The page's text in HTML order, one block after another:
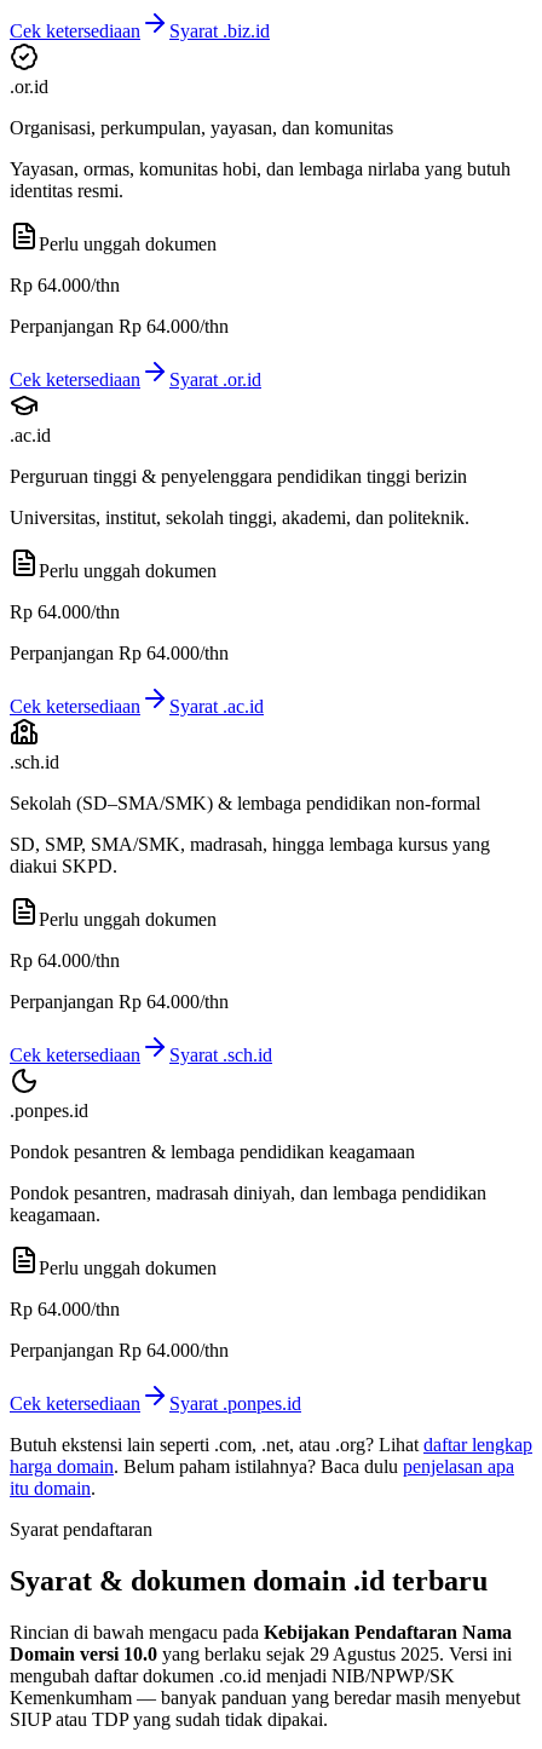
Cek ketersediaan Syarat .biz.id
.or.id
Organisasi, perkumpulan, yayasan, dan komunitas
Yayasan, ormas, komunitas hobi, dan lembaga nirlaba yang butuh
identitas resmi.
Perlu unggah dokumen
Rp 64.000/thn
Perpanjangan Rp 64.000/thn
Cek ketersediaan Syarat .or.id
.ac.id
Perguruan tinggi & penyelenggara pendidikan tinggi berizin
Universitas, institut, sekolah tinggi, akademi, dan politeknik.
Perlu unggah dokumen
Rp 64.000/thn
Perpanjangan Rp 64.000/thn
Cek ketersediaan Syarat .ac.id
.sch.id
Sekolah (SD–SMA/SMK) & lembaga pendidikan non-formal
SD, SMP, SMA/SMK, madrasah, hingga lembaga kursus yang
diakui SKPD.
Perlu unggah dokumen
Rp 64.000/thn
Perpanjangan Rp 64.000/thn
Cek ketersediaan Syarat .sch.id
.ponpes.id
Pondok pesantren & lembaga pendidikan keagamaan
Pondok pesantren, madrasah diniyah, dan lembaga pendidikan
keagamaan.
Perlu unggah dokumen
Rp 64.000/thn
Perpanjangan Rp 64.000/thn
Cek ketersediaan Syarat .ponpes.id
Butuh ekstensi lain seperti .com, .net, atau .org? Lihat daftar lengkap
harga domain. Belum paham istilahnya? Baca dulu penjelasan apa
itu domain.
Syarat pendaftaran
Syarat & dokumen domain .id terbaru
Rincian di bawah mengacu pada Kebijakan Pendaftaran Nama
Domain versi 10.0 yang berlaku sejak 29 Agustus 2025. Versi ini
mengubah daftar dokumen .co.id menjadi NIB/NPWP/SK
Kemenkumham — banyak panduan yang beredar masih menyebut
SIUP atau TDP yang sudah tidak dipakai.